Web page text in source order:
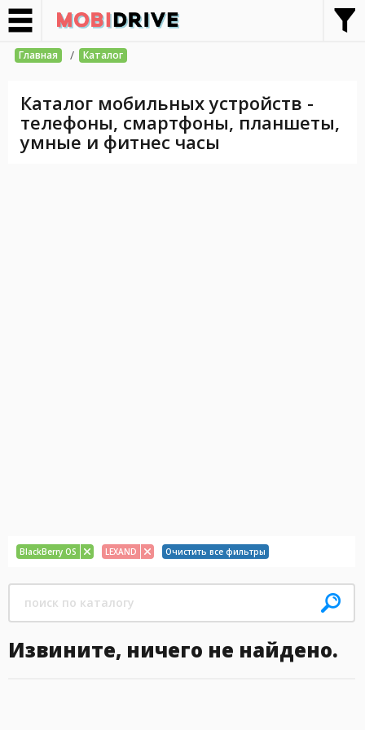
Главная / Каталог
Каталог мобильных устройств -
телефоны, смартфоны, планшеты,
умные и фитнес часы
BlackBerry OS LEXAND Очистить все фильтры
Извините, ничего не найдено.